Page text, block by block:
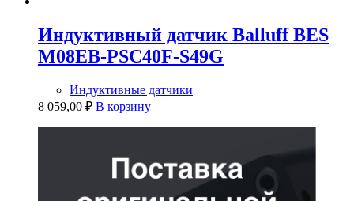
Индуктивный датчик Balluff BES
M08EB-PSC40F-S49G
Индуктивные датчики
8 059,00 ₽ В корзину